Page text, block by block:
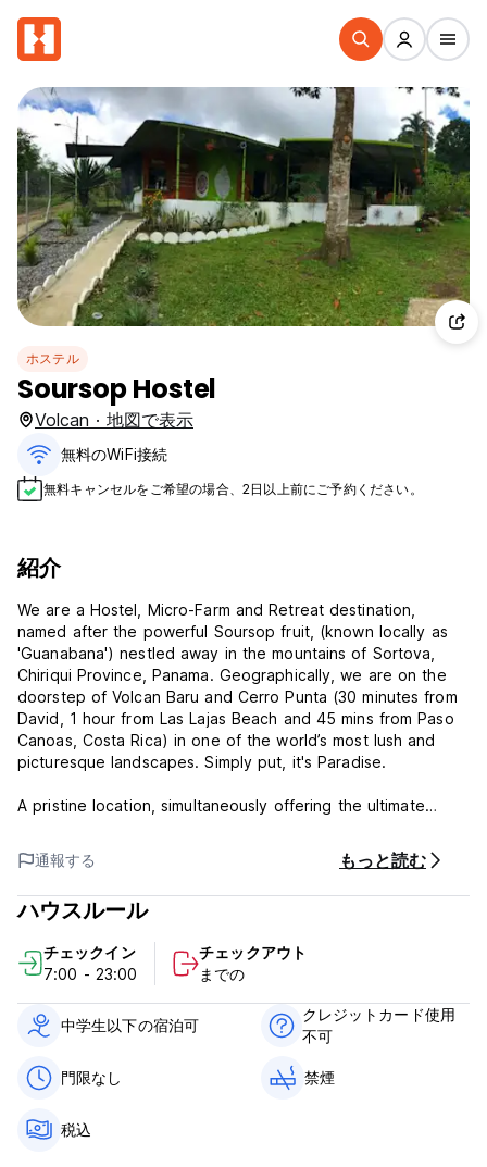
ホステル
Soursop Hostel
Volcan · 地図で表示
無料のWiFi接続
無料キャンセルをご希望の場合、2日以上前にご予約ください。
紹介
We are a Hostel, Micro-Farm and Retreat destination,
named after the powerful Soursop fruit, (known locally as
'Guanabana') nestled away in the mountains of Sortova,
Chiriqui Province, Panama. Geographically, we are on the
doorstep of Volcan Baru and Cerro Punta (30 minutes from
David, 1 hour from Las Lajas Beach and 45 mins from Paso
Canoas, Costa Rica) in one of the world’s most lush and
picturesque landscapes. Simply put, it's Paradise.
A pristine location, simultaneously offering the ultimate
location, we attract Backpackers, Adventurers and a variety
of Retreat hosts seeking an off-the beaten- path setting
and location to achieve their travel goals.
and consistent growth of region-centric agriculture (Chiriqui
Province produces 75% of all of Panama's fruits and
vegetables), therefore, our half acre farm is consistently
producing organically-grown fruits, vegetables and
medicinal plants; including the powerful Soursop...all of
which are completely FREE for Guests' consumption...and
always seem to be within an arm's reach.
The Soursop Family
通報する もっと読む
ハウスルール
チェックイン
7:00 - 23:00
チェックアウト
までの
中学生以下の宿泊可
クレジットカード使用
不可
門限なし 禁煙
税込